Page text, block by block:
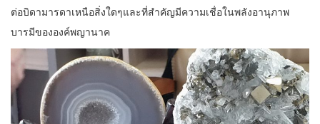
ต่อบิดามารดาเหนือสิ่งใดๆและที่สำคัญมีความเชื่อในพลังอานุภาพ
บารมีขององค์พญานาค